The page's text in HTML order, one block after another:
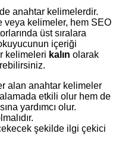
anahtar kelimelerdir.
veya kelimeler, hem SEO
üst sıralara
içeriği
kelimeleri kalın olarak
alan anahtar kelimeler
etkili olur hem de
yardımcı olur.
şekilde ilgi çekici